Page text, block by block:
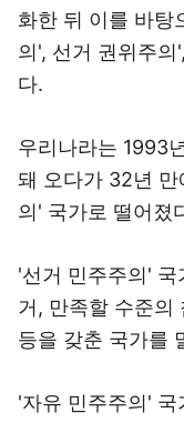
화한 뒤 이를 바탕
의', 선거 권위주
다.
우리나라는 1993
돼 오다가 32년
의' 국가로 떨어졌
'선거 민주주의' 국
거, 만족할 수준의
등을 갖춘 국가를
'자유 민주주의' 국